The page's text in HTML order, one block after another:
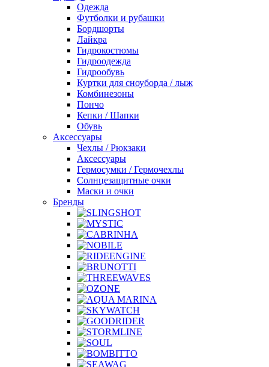
Одежда
Футболки и рубашки
Бордшорты
Лайкра
Гидрокостюмы
Гидроодежда
Гидрообувь
Куртки для сноуборда / лыж
Комбинезоны
Пончо
Кепки / Шапки
Обувь
Аксессуары
Чехлы / Рюкзаки
Аксессуары
Гермосумки / Гермочехлы
Солнцезащитные очки
Маски и очки
Бренды